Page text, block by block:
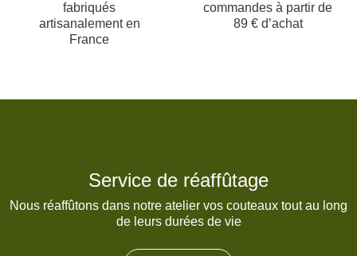
fabriqués
artisanalement en
France
commandes à partir de
89 € d’achat
Service de réaffûtage
Nous réaffûtons dans notre atelier vos couteaux tout au long
de leurs durées de vie